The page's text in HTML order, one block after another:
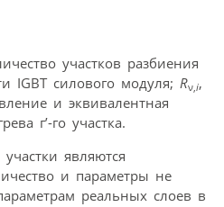
участков разбиения
IGBT силового модуля; Rν, i,
и эквивалентная
г’-го участка.
являются
и параметры не
реальных слоев в